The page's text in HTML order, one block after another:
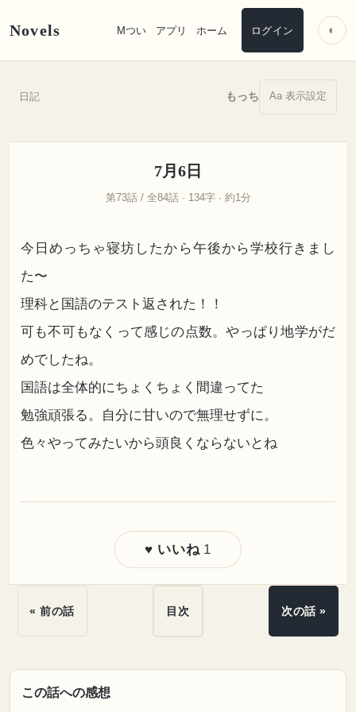
Novels Mつい アプリ ホーム ログイン ◐
日記 もっち Aa 表示設定
7月6日
第73話 / 全84話 · 134字 · 約1分
今日めっちゃ寝坊したから午後から学校行きまし
た〜
理科と国語のテスト返された！！
可も不可もなくって感じの点数。やっぱり地学がだ
めでしたね。
国語は全体的にちょくちょく間違ってた
勉強頑張る。自分に甘いので無理せずに。
色々やってみたいから頭良くならないとね
♥ いいね 1
« 前の話 目次 次の話 »
この話への感想